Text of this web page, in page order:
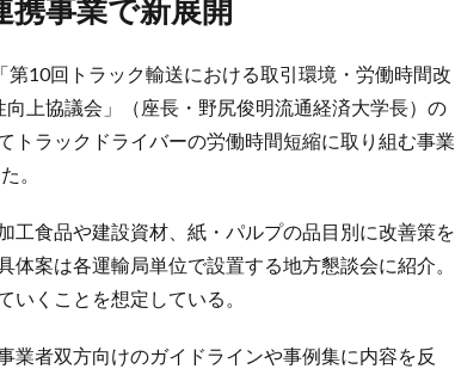
携事業で新展開
10回トラック輸送における取引環境・労働時間改
上協議会」（座長・野尻俊明流通経済大学長）の
トラックドライバーの労働時間短縮に取り組む事業
。
食品や建設資材、紙・パルプの品目別に改善策を
案は各運輸局単位で設置する地方懇談会に紹介。
くことを想定している。
者双方向けのガイドラインや事例集に内容を反